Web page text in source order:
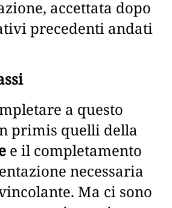
accettata dopo
precedenti andati
a questo
primis quelli della
e il completamento
necessaria
Ma ci sono